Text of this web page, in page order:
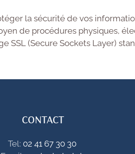
la sécurité de vos
de procédures physiques,
SSL (Secure Sockets Layer)
CONTACT
Tel: 02 41 67 30 30